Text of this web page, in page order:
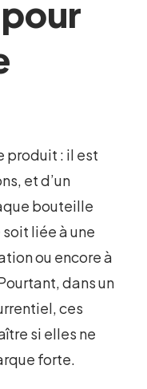
produit : il est
et d’un
bouteille
liée à une
ou encore à
dans un
ces
si elles ne
forte.